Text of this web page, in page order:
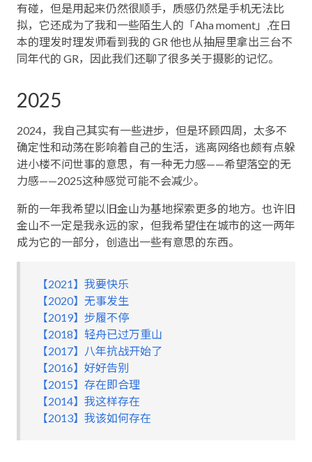
有碰，但是用起来仍然很顺手，质感仍然是手机无法比
拟，它还成为了我和一些陌生人的「Aha moment」,在日
本的理发时理发师看到我的 GR 他也从抽屉里拿出三台不
同年代的 GR，因此我们还聊了很多关于摄影的记忆。
2025
2024，我自己其实有一些进步，但是环顾四周，太多不
确定性和动荡在影响着自己的生活，逃离网络也颇有点躲
进小楼不问世事的意思，有一种无力感——希望落空的无
力感——2025这种感觉可能不会减少。
新的一年我希望以旧金山为基地探索更多的地方。也许旧
金山不一定是我永远的家，但我希望住在城市的这一两年
成为它的一部分，创造出一些有意思的东西。
【2021】我要快乐
【2020】无事发生
【2019】步履不停
【2018】轻舟已过万重山
【2017】八年抗战开始了
【2016】好好告别
【2015】存在即合理
【2014】我这样存在
【2013】我该如何存在